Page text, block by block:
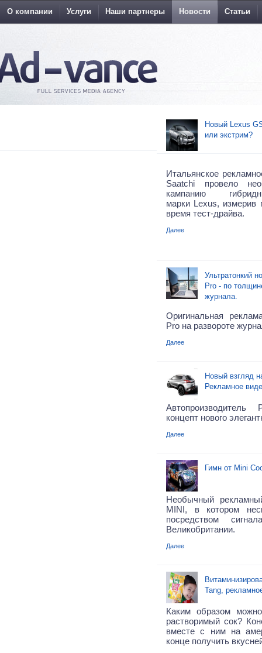
О компании Услуги Наши партнеры Новости Статьи
Новый Lexus
или экстрим?
Итальянское
Saatchi провело
кампанию
марки Lexus, измерив
время тест-драйва.
Далее
Ультратонкий
Pro - по
журнала.
Оригинальная
Pro на развороте
Далее
Новый взгляд
Рекламное
Автопроизводитель
концепт нового
Далее
Гимн от Mini
Необычный
MINI, в котором
посредством
Великобритании.
Далее
Tang,
Каким образом
растворимый сок?
вместе с ним на
конце получить